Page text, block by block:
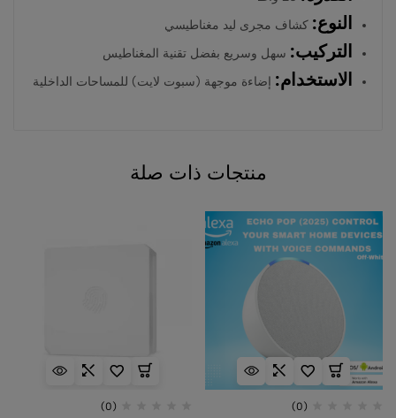
النوع: كشاف مجرى ليد مغناطيسي
التركيب: سهل وسريع بفضل تقنية المغناطيس
الاستخدام: إضاءة موجهة (سبوت لايت) للمساحات الداخلية
منتجات ذات صلة
(0)
(0)